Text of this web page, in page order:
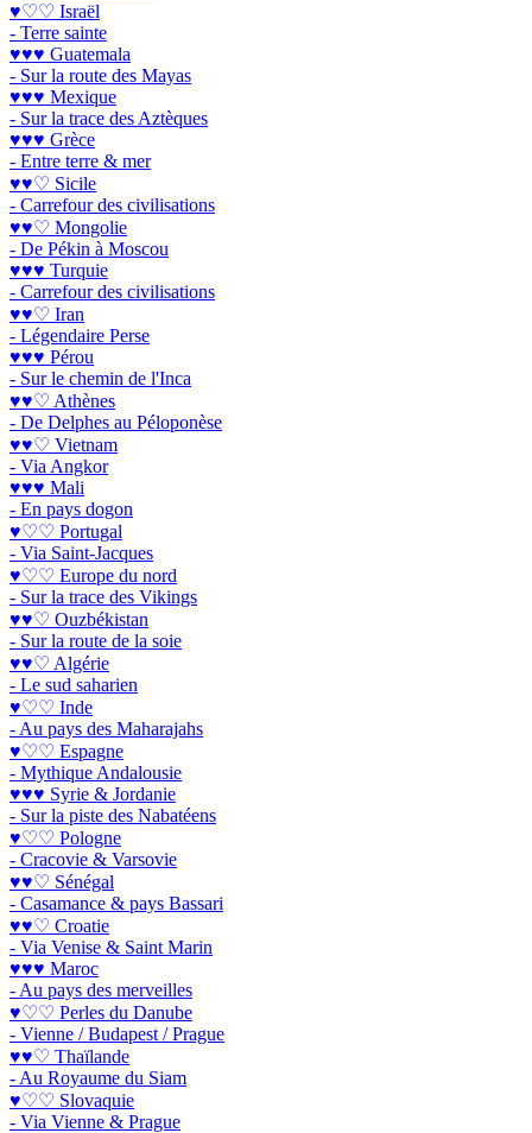
♥♡♡ Israël
- Terre sainte
♥♥♥ Guatemala
- Sur la route des Mayas
♥♥♥ Mexique
- Sur la trace des Aztèques
♥♥♥ Grèce
- Entre terre & mer
♥♥♡ Sicile
- Carrefour des civilisations
♥♥♡ Mongolie
- De Pékin à Moscou
♥♥♥ Turquie
- Carrefour des civilisations
♥♥♡ Iran
- Légendaire Perse
♥♥♥ Pérou
- Sur le chemin de l'Inca
♥♥♡ Athènes
- De Delphes au Péloponèse
♥♥♡ Vietnam
- Via Angkor
♥♥♥ Mali
- En pays dogon
♥♡♡ Portugal
- Via Saint-Jacques
♥♡♡ Europe du nord
- Sur la trace des Vikings
♥♥♡ Ouzbékistan
- Sur la route de la soie
♥♥♡ Algérie
- Le sud saharien
♥♡♡ Inde
- Au pays des Maharajahs
♥♡♡ Espagne
- Mythique Andalousie
♥♥♥ Syrie & Jordanie
- Sur la piste des Nabatéens
♥♡♡ Pologne
- Cracovie & Varsovie
♥♥♡ Sénégal
- Casamance & pays Bassari
♥♥♡ Croatie
- Via Venise & Saint Marin
♥♥♥ Maroc
- Au pays des merveilles
♥♡♡ Perles du Danube
- Vienne / Budapest / Prague
♥♥♡ Thaïlande
- Au Royaume du Siam
♥♡♡ Slovaquie
- Via Vienne & Prague